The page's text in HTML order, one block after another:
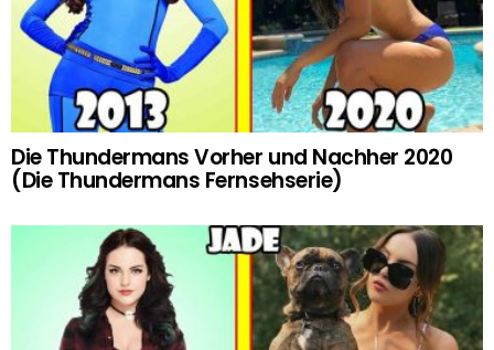
Die Thundermans Vorher und Nachher 2020
(Die Thundermans Fernsehserie)